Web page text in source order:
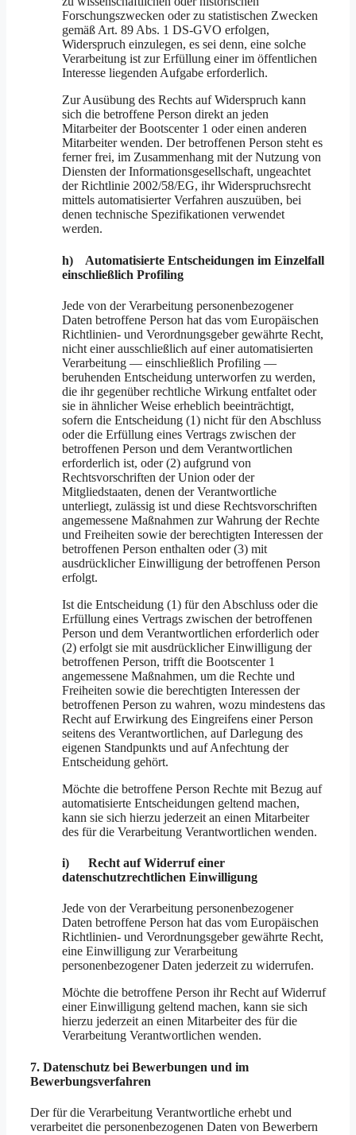
Forschungszwecken oder zu statistischen Zwecken
gemäß Art. 89 Abs. 1 DS-GVO erfolgen,
Widerspruch einzulegen, es sei denn, eine solche
Verarbeitung ist zur Erfüllung einer im öffentlichen
Interesse liegenden Aufgabe erforderlich.
Zur Ausübung des Rechts auf Widerspruch kann
sich die betroffene Person direkt an jeden
Mitarbeiter der Bootscenter 1 oder einen anderen
Mitarbeiter wenden. Der betroffenen Person steht es
ferner frei, im Zusammenhang mit der Nutzung von
Diensten der Informationsgesellschaft, ungeachtet
der Richtlinie 2002/58/EG, ihr Widerspruchsrecht
mittels automatisierter Verfahren auszuüben, bei
denen technische Spezifikationen verwendet
werden.
h) Automatisierte Entscheidungen im Einzelfall
einschließlich Profiling
Jede von der Verarbeitung personenbezogener
Daten betroffene Person hat das vom Europäischen
Richtlinien- und Verordnungsgeber gewährte Recht,
nicht einer ausschließlich auf einer automatisierten
Verarbeitung — einschließlich Profiling —
beruhenden Entscheidung unterworfen zu werden,
die ihr gegenüber rechtliche Wirkung entfaltet oder
sie in ähnlicher Weise erheblich beeinträchtigt,
sofern die Entscheidung (1) nicht für den Abschluss
oder die Erfüllung eines Vertrags zwischen der
betroffenen Person und dem Verantwortlichen
erforderlich ist, oder (2) aufgrund von
Rechtsvorschriften der Union oder der
Mitgliedstaaten, denen der Verantwortliche
unterliegt, zulässig ist und diese Rechtsvorschriften
angemessene Maßnahmen zur Wahrung der Rechte
und Freiheiten sowie der berechtigten Interessen der
betroffenen Person enthalten oder (3) mit
ausdrücklicher Einwilligung der betroffenen Person
erfolgt.
Ist die Entscheidung (1) für den Abschluss oder die
Erfüllung eines Vertrags zwischen der betroffenen
Person und dem Verantwortlichen erforderlich oder
(2) erfolgt sie mit ausdrücklicher Einwilligung der
betroffenen Person, trifft die Bootscenter 1
angemessene Maßnahmen, um die Rechte und
Freiheiten sowie die berechtigten Interessen der
betroffenen Person zu wahren, wozu mindestens das
Recht auf Erwirkung des Eingreifens einer Person
seitens des Verantwortlichen, auf Darlegung des
eigenen Standpunkts und auf Anfechtung der
Entscheidung gehört.
Möchte die betroffene Person Rechte mit Bezug auf
automatisierte Entscheidungen geltend machen,
kann sie sich hierzu jederzeit an einen Mitarbeiter
des für die Verarbeitung Verantwortlichen wenden.
i) Recht auf Widerruf einer
datenschutzrechtlichen Einwilligung
Jede von der Verarbeitung personenbezogener
Daten betroffene Person hat das vom Europäischen
Richtlinien- und Verordnungsgeber gewährte Recht,
eine Einwilligung zur Verarbeitung
personenbezogener Daten jederzeit zu widerrufen.
Möchte die betroffene Person ihr Recht auf Widerruf
einer Einwilligung geltend machen, kann sie sich
hierzu jederzeit an einen Mitarbeiter des für die
Verarbeitung Verantwortlichen wenden.
7. Datenschutz bei Bewerbungen und im
Bewerbungsverfahren
Der für die Verarbeitung Verantwortliche erhebt und
verarbeitet die personenbezogenen Daten von Bewerbern